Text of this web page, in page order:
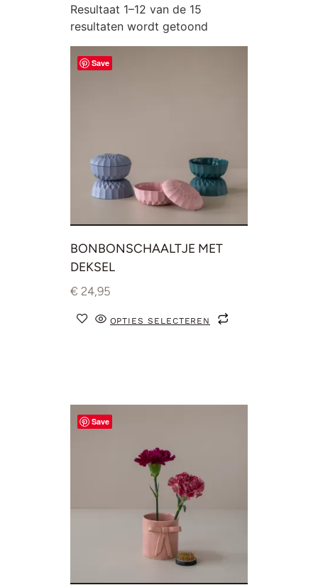
Resultaat 1–12 van de 15
resultaten wordt getoond
Save
BONBONSCHAALTJE MET
DEKSEL
€ 24,95
OPTIES SELECTEREN
Save